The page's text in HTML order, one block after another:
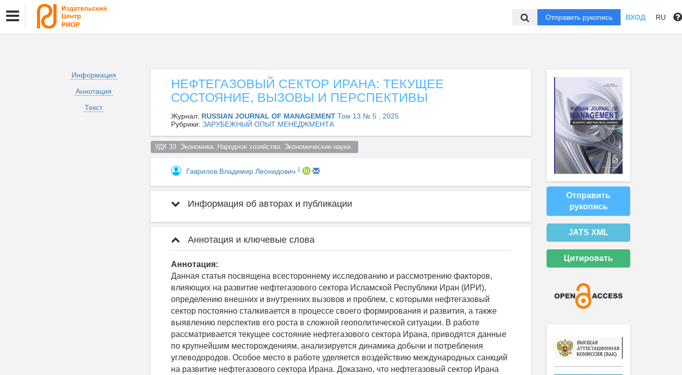
Отправить рукопись ВХОД RU
Информация
Аннотация
Текст
НЕФТЕГАЗОВЫЙ СЕКТОР ИРАНА: ТЕКУЩЕЕ
СОСТОЯНИЕ, ВЫЗОВЫ И ПЕРСПЕКТИВЫ
Журнал: RUSSIAN JOURNAL OF MANAGEMENT Том 13 № 5 , 2025
Рубрики: ЗАРУБЕЖНЫЙ ОПЫТ МЕНЕДЖМЕНТА
УДК 33  Экономика. Народное хозяйство. Экономические науки
Гаврилов Владимир Леонидович 1
Информация об авторах и публикации
Аннотация и ключевые слова
Аннотация:
Данная статья посвящена всестороннему исследованию и рассмотрению факторов,
влияющих на развитие нефтегазового сектора Исламской Республики Иран (ИРИ),
определению внешних и внутренних вызовов и проблем, с которыми нефтегазовый
сектор постоянно сталкивается в процессе своего формирования и развития, а также
выявлению перспектив его роста в сложной геополитической ситуации. В работе
рассматривается текущее состояние нефтегазового сектора Ирана, приводятся данные
по крупнейшим месторождениям, анализируется динамика добычи и потребления
углеводородов. Особое место в работе уделяется воздействию международных санкций
на развитие нефтегазового сектора Ирана. Доказано, что нефтегазовый сектор Ирана
Отправить
рукопись
JATS XML
Цитировать